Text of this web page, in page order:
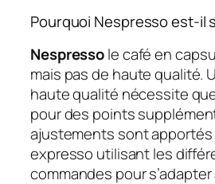
Pourquoi Nespresso est-il
Nespressole café en
mais pas de haute qualité.
haute qualité nécessite
pour des points
ajustements sont apportés
expresso utilisant les
commandes pour